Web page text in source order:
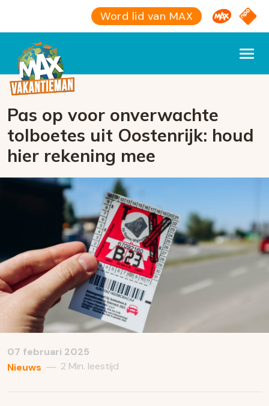
Word lid van MAX Omroep
NPO
Pas op voor onverwachte
tolboetes uit Oostenrijk: houd
hier rekening mee
07 februari 2025
Nieuws — 2 Min. leestijd